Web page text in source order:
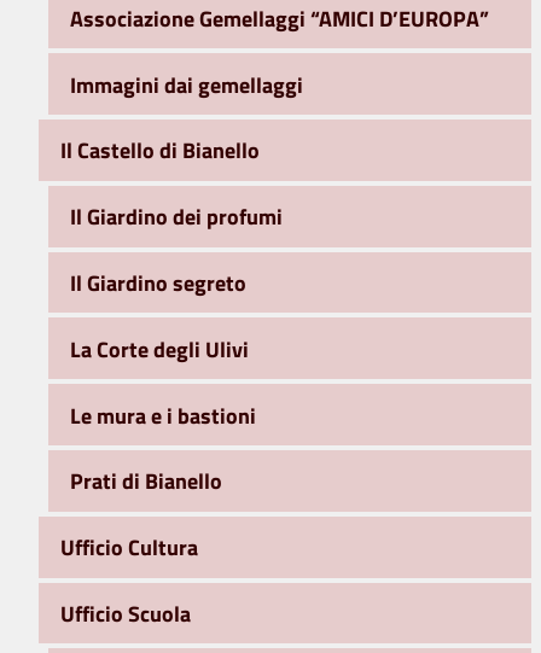
Associazione Gemellaggi “AMICI D’EUROPA”
Immagini dai gemellaggi
Il Castello di Bianello
Il Giardino dei profumi
Il Giardino segreto
La Corte degli Ulivi
Le mura e i bastioni
Prati di Bianello
Ufficio Cultura
Ufficio Scuola